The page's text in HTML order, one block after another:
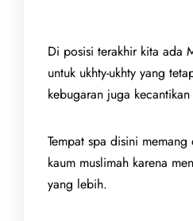
Di posisi terakhir kita ada
untuk ukhty-ukhty yang
kebugaran juga
Tempat spa disini memang
kaum muslimah karena
yang lebih.